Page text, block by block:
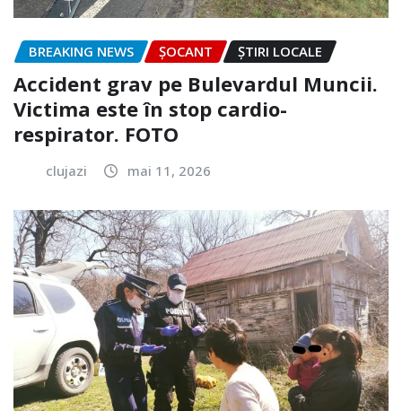
BREAKING NEWS ȘOCANT ȘTIRI LOCALE
Accident grav pe Bulevardul Muncii.
Victima este în stop cardio-
respirator. FOTO
clujazi mai 11, 2026